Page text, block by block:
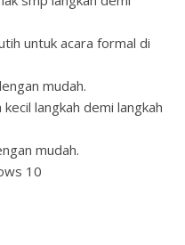
untuk acara formal di
mudah.
langkah demi langkah
mudah.
10